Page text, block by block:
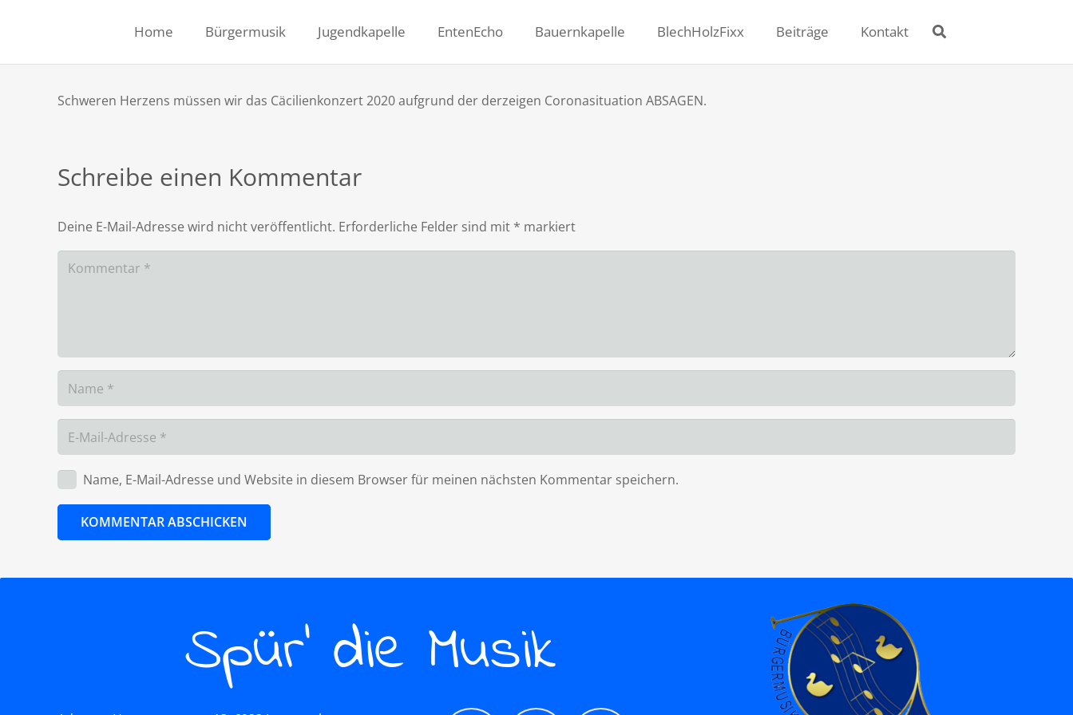
Home Bürgermusik Jugendkapelle EntenEcho Bauernkapelle BlechHolzFixx Beiträge Kontakt
Schweren Herzens müssen wir das Cäcilienkonzert 2020 aufgrund der derzeigen Coronasituation ABSAGEN.
Schreibe einen Kommentar
Deine E-Mail-Adresse wird nicht veröffentlicht. Erforderliche Felder sind mit * markiert
Name, E-Mail-Adresse und Website in diesem Browser für meinen nächsten Kommentar speichern.
KOMMENTAR ABSCHICKEN
Spür’ die Musik